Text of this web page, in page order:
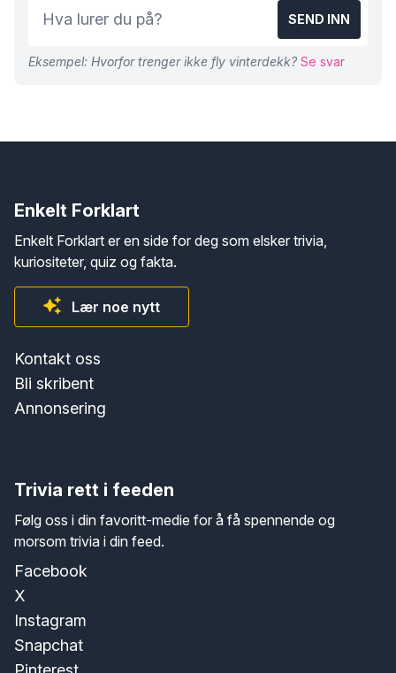
SEND INN
Eksempel: Hvorfor trenger ikke fly vinterdekk? Se svar
Enkelt Forklart
Enkelt Forklart er en side for deg som elsker trivia,
kuriositeter, quiz og fakta.
Lær noe nytt
Kontakt oss
Bli skribent
Annonsering
Trivia rett i feeden
Følg oss i din favoritt-medie for å få spennende og
morsom trivia i din feed.
Facebook
X
Instagram
Snapchat